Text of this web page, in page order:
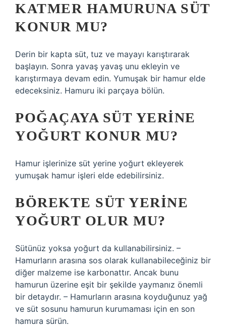
KATMER HAMURUNA SÜT
KONUR MU?
Derin bir kapta süt, tuz ve mayayı karıştırarak
başlayın. Sonra yavaş yavaş unu ekleyin ve
karıştırmaya devam edin. Yumuşak bir hamur elde
edeceksiniz. Hamuru iki parçaya bölün.
POĞAÇAYA SÜT YERINE
YOĞURT KONUR MU?
Hamur işlerinize süt yerine yoğurt ekleyerek
yumuşak hamur işleri elde edebilirsiniz.
BÖREKTE SÜT YERINE
YOĞURT OLUR MU?
Sütünüz yoksa yoğurt da kullanabilirsiniz. –
Hamurların arasına sos olarak kullanabileceğiniz bir
diğer malzeme ise karbonattır. Ancak bunu
hamurun üzerine eşit bir şekilde yaymanız önemli
bir detaydır. – Hamurların arasına koyduğunuz yağ
ve süt sosunu hamurun kurumaması için en son
hamura sürün.